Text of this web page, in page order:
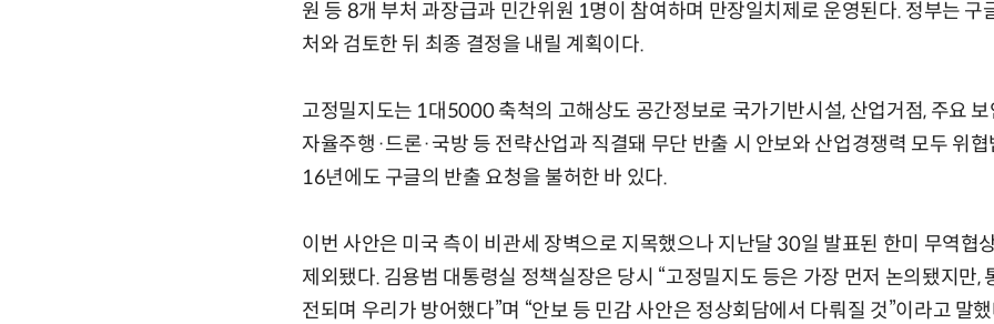
원 등 8개 부처 과장급과 민간위원 1명이 참여하며 만장일치제로 운영된다. 정부는 구
처와 검토한 뒤 최종 결정을 내릴 계획이다.
고정밀지도는 1대5000 축척의 고해상도 공간정보로 국가기반시설, 산업거점, 주요
자율주행·드론·국방 등 전략산업과 직결돼 무단 반출 시 안보와 산업경쟁력 모두 위
16년에도 구글의 반출 요청을 불허한 바 있다.
이번 사안은 미국 측이 비관세 장벽으로 지목했으나 지난달 30일 발표된 한미 무역협
제외됐다. 김용범 대통령실 정책실장은 당시 “고정밀지도 등은 가장 먼저 논의됐지만,
전되며 우리가 방어했다”며 “안보 등 민감 사안은 정상회담에서 다뤄질 것”이라고 말